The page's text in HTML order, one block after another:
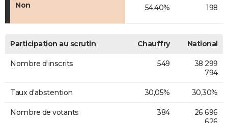
Non 54,40% 198
Participation au scrutin Chauffry National
Nombre d'inscrits 549
38 299
794
Taux d'abstention 30,05% 30,30%
Nombre de votants 384
26 696